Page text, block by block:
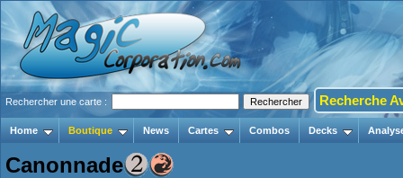
Rechercher une carte : Recherche
Home Boutique News Cartes Combos Decks
Canonnade